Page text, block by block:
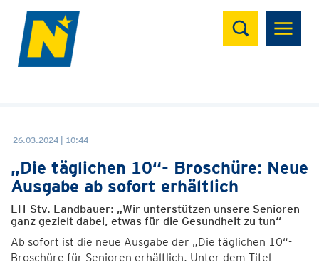
Suchen
26.03.2024 | 10:44
„Die täglichen 10“- Broschüre: Neue
Ausgabe ab sofort erhältlich
LH-Stv. Landbauer: „Wir unterstützen unsere Senioren
ganz gezielt dabei, etwas für die Gesundheit zu tun“
Ab sofort ist die neue Ausgabe der „Die täglichen 10“-
Broschüre für Senioren erhältlich. Unter dem Titel